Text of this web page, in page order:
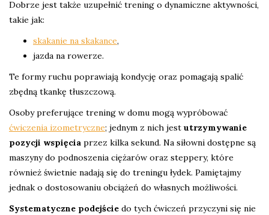
Dobrze jest także uzupełnić trening o dynamiczne aktywności,
takie jak:
skakanie na skakance,
jazda na rowerze.
Te formy ruchu poprawiają kondycję oraz pomagają spalić
zbędną tkankę tłuszczową.
Osoby preferujące trening w domu mogą wypróbować
ćwiczenia izometryczne; jednym z nich jest utrzymywanie
pozycji wspięcia przez kilka sekund. Na siłowni dostępne są
maszyny do podnoszenia ciężarów oraz steppery, które
również świetnie nadają się do treningu łydek. Pamiętajmy
jednak o dostosowaniu obciążeń do własnych możliwości.
Systematyczne podejście do tych ćwiczeń przyczyni się nie